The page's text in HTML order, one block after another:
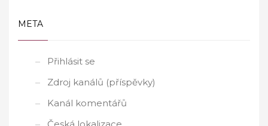
META
Přihlásit se
Zdroj kanálů (příspěvky)
Kanál komentářů